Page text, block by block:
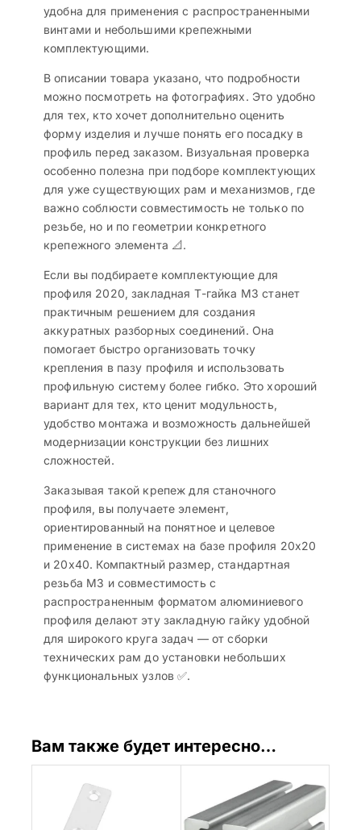
удобна для применения с распространенными
винтами и небольшими крепежными
комплектующими.
В описании товара указано, что подробности
можно посмотреть на фотографиях. Это удобно
для тех, кто хочет дополнительно оценить
форму изделия и лучше понять его посадку в
профиль перед заказом. Визуальная проверка
особенно полезна при подборе комплектующих
для уже существующих рам и механизмов, где
важно соблюсти совместимость не только по
резьбе, но и по геометрии конкретного
крепежного элемента 📐.
Если вы подбираете комплектующие для
профиля 2020, закладная Т-гайка M3 станет
практичным решением для создания
аккуратных разборных соединений. Она
помогает быстро организовать точку
крепления в пазу профиля и использовать
профильную систему более гибко. Это хороший
вариант для тех, кто ценит модульность,
удобство монтажа и возможность дальнейшей
модернизации конструкции без лишних
сложностей.
Заказывая такой крепеж для станочного
профиля, вы получаете элемент,
ориентированный на понятное и целевое
применение в системах на базе профиля 20х20
и 20х40. Компактный размер, стандартная
резьба M3 и совместимость с
распространенным форматом алюминиевого
профиля делают эту закладную гайку удобной
для широкого круга задач — от сборки
технических рам до установки небольших
функциональных узлов ✅.
Вам также будет интересно…